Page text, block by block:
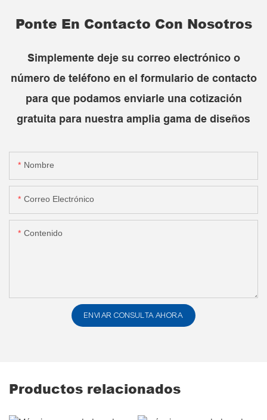
Ponte En Contacto Con Nosotros
Simplemente deje su correo electrónico o
número de teléfono en el formulario de contacto
para que podamos enviarle una cotización
gratuita para nuestra amplia gama de diseños
Nombre
Correo Electrónico
Contenido
ENVIAR CONSULTA AHORA
Productos relacionados